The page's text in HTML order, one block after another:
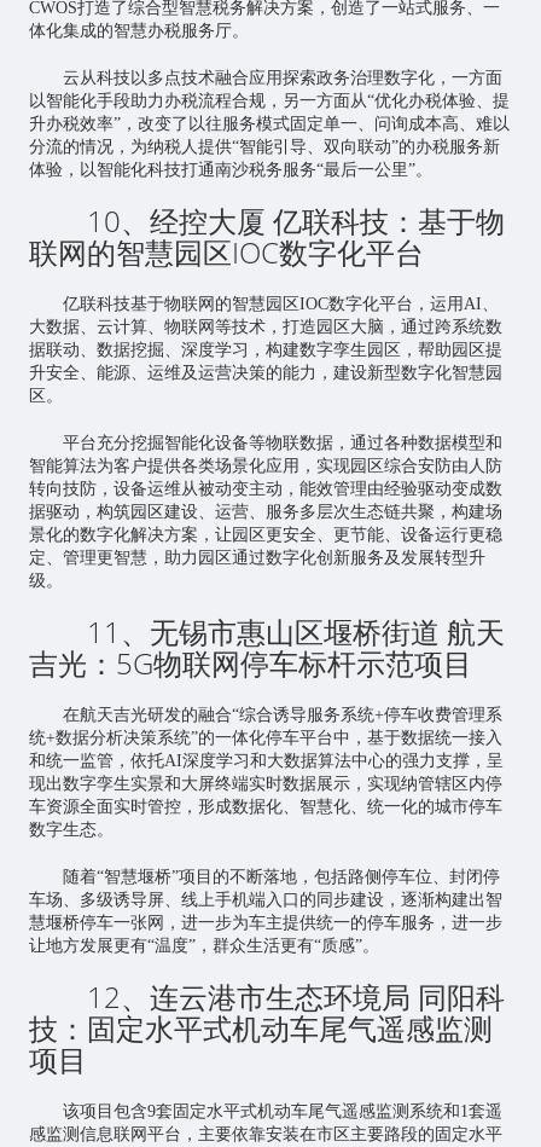
CWOS打造了综合型智慧税务解决方案，创造了一站式服务、一
体化集成的智慧办税服务厅。
云从科技以多点技术融合应用探索政务治理数字化，一方面
以智能化手段助力办税流程合规，另一方面从“优化办税体验、提
升办税效率”，改变了以往服务模式固定单一、问询成本高、难以
分流的情况，为纳税人提供“智能引导、双向联动”的办税服务新
体验，以智能化科技打通南沙税务服务“最后一公里”。
10、经控大厦 亿联科技：基于物
联网的智慧园区IOC数字化平台
亿联科技基于物联网的智慧园区IOC数字化平台，运用AI、
大数据、云计算、物联网等技术，打造园区大脑，通过跨系统数
据联动、数据挖掘、深度学习，构建数字孪生园区，帮助园区提
升安全、能源、运维及运营决策的能力，建设新型数字化智慧园
区。
平台充分挖掘智能化设备等物联数据，通过各种数据模型和
智能算法为客户提供各类场景化应用，实现园区综合安防由人防
转向技防，设备运维从被动变主动，能效管理由经验驱动变成数
据驱动，构筑园区建设、运营、服务多层次生态链共聚，构建场
景化的数字化解决方案，让园区更安全、更节能、设备运行更稳
定、管理更智慧，助力园区通过数字化创新服务及发展转型升
级。
11、无锡市惠山区堰桥街道 航天
吉光：5G物联网停车标杆示范项目
在航天吉光研发的融合“综合诱导服务系统+停车收费管理系
统+数据分析决策系统”的一体化停车平台中，基于数据统一接入
和统一监管，依托AI深度学习和大数据算法中心的强力支撑，呈
现出数字孪生实景和大屏终端实时数据展示，实现纳管辖区内停
车资源全面实时管控，形成数据化、智慧化、统一化的城市停车
数字生态。
随着“智慧堰桥”项目的不断落地，包括路侧停车位、封闭停
车场、多级诱导屏、线上手机端入口的同步建设，逐渐构建出智
慧堰桥停车一张网，进一步为车主提供统一的停车服务，进一步
让地方发展更有“温度”，群众生活更有“质感”。
12、连云港市生态环境局 同阳科
技：固定水平式机动车尾气遥感监测
项目
该项目包含9套固定水平式机动车尾气遥感监测系统和1套遥
感监测信息联网平台，主要依靠安装在市区主要路段的固定水平